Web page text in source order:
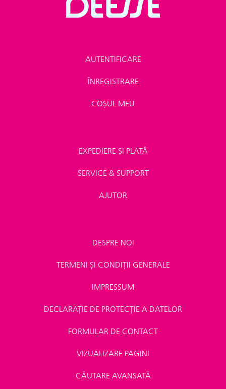
AUTENTIFICARE
ÎNREGISTRARE
COȘUL MEU
EXPEDIERE ȘI PLATĂ
SERVICE & SUPPORT
AJUTOR
DESPRE NOI
TERMENI ȘI CONDIȚII GENERALE
IMPRESSUM
DECLARAȚIE DE PROTECȚIE A DATELOR
FORMULAR DE CONTACT
VIZUALIZARE PAGINI
CĂUTARE AVANSATĂ